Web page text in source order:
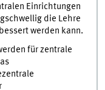
Einrichtungen
die Lehre
werden kann.
für zentrale